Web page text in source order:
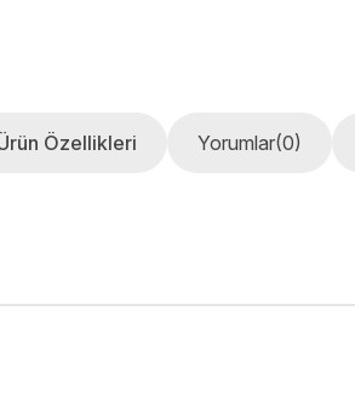
Özellikleri Yorumlar(0)